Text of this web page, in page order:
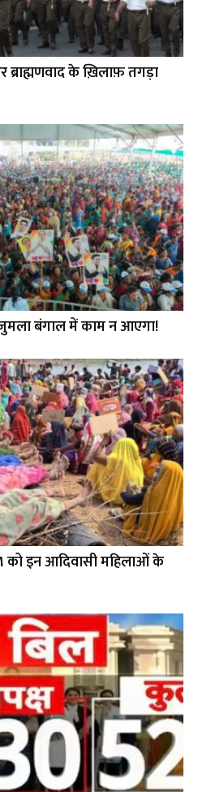
ब्राह्मणवाद के ख़िलाफ़ तगड़ा
बंगाल में काम न आएगा!
को इन आदिवासी महिलाओं के